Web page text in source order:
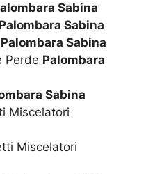
Sabina
Palombara Sabina
Palombara Sabina
Perde Palombara
Sabina
Miscelatori
Miscelatori